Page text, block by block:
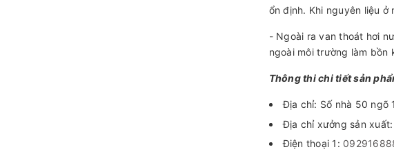
ổn định. Khi nguyên liệu
- Ngoài ra van thoát hơi
ngoài môi trường làm
Thông thi chi tiết sản
Địa chỉ: Số nhà 50 ngõ
Địa chỉ xưởng sản
Điện thoại 1: